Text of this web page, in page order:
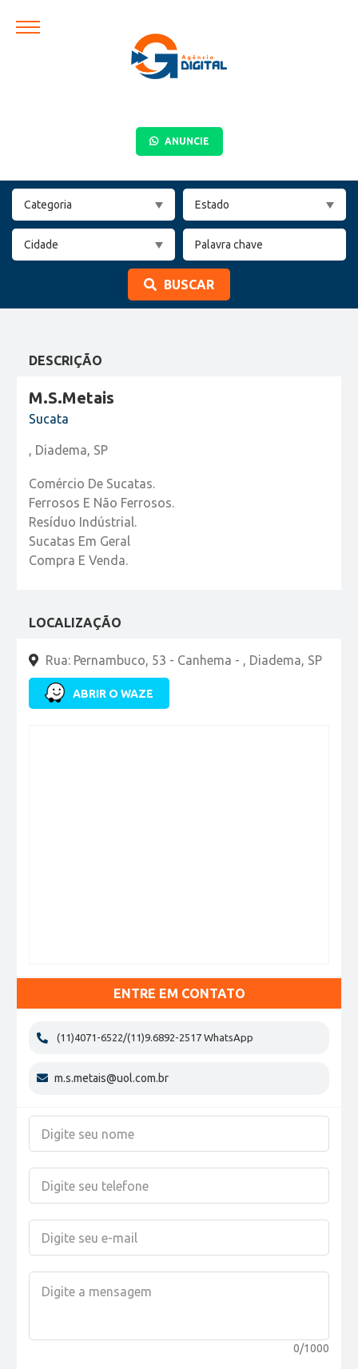
ANUNCIE
BUSCAR
DESCRIÇÃO
M.S.Metais
Sucata
, Diadema, SP
Comércio De Sucatas.
Ferrosos E Não Ferrosos.
Resíduo Indústrial.
Sucatas Em Geral
Compra E Venda.
LOCALIZAÇÃO
Rua: Pernambuco, 53 - Canhema - , Diadema, SP
ABRIR O WAZE
ENTRE EM CONTATO
(11)4071-6522/(11)9.6892-2517 WhatsApp
m.s.metais@uol.com.br
0/1000